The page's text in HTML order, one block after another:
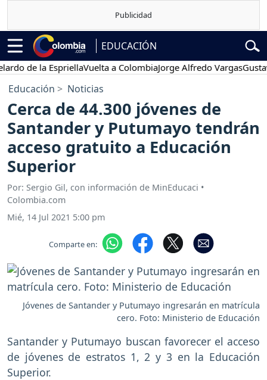
EDUCACIÓN
de la EspriellaVuelta a ColombiaJorge Alfredo VargasGustavo
Educación Noticias
Cerca de 44.300 jóvenes de
Santander y Putumayo tendrán
acceso gratuito a Educación
Superior
Por: Sergio Gil, con información de MinEducaci •
Colombia.com
Mié, 14 Jul 2021 5:00 pm
Comparte en:
Jóvenes de Santander y Putumayo ingresarán en matrícula
cero. Foto: Ministerio de Educación
Santander y Putumayo buscan favorecer el acceso
de jóvenes de estratos 1, 2 y 3 en la Educación
Superior.